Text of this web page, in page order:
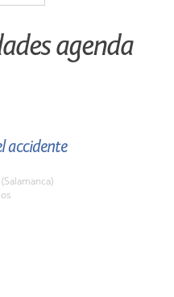
agenda
accidente